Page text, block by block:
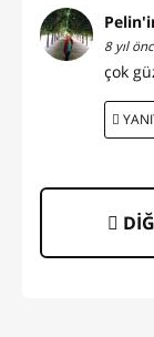
8 yıl
çok